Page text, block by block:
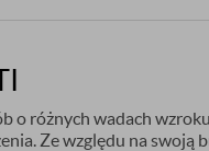
o różnych wadach
Ze względu na swoją